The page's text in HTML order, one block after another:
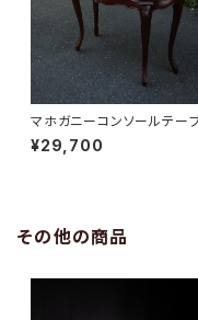
マホガニーコンソールテー
¥29,700
その他の商品